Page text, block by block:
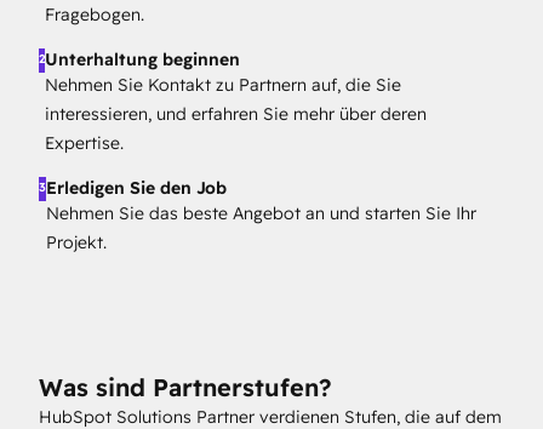
Fragebogen.
2Unterhaltung beginnen
Nehmen Sie Kontakt zu Partnern auf, die Sie
interessieren, und erfahren Sie mehr über deren
Expertise.
3Erledigen Sie den Job
Nehmen Sie das beste Angebot an und starten Sie Ihr
Projekt.
Was sind Partnerstufen?
HubSpot Solutions Partner verdienen Stufen, die auf dem